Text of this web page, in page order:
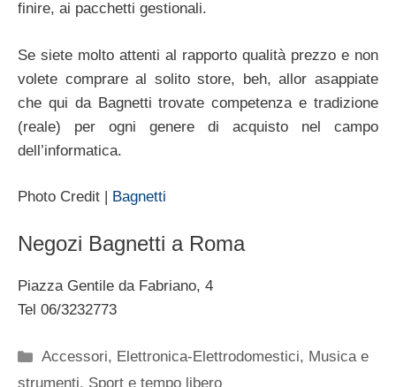
finire, ai pacchetti gestionali.
Se siete molto attenti al rapporto qualità prezzo e non
volete comprare al solito store, beh, allor asappiate
che qui da Bagnetti trovate competenza e tradizione
(reale) per ogni genere di acquisto nel campo
dell’informatica.
Photo Credit | Bagnetti
Negozi Bagnetti a Roma
Piazza Gentile da Fabriano, 4
Tel 06/3232773
Categorie
Accessori, Elettronica-Elettrodomestici, Musica e
strumenti, Sport e tempo libero